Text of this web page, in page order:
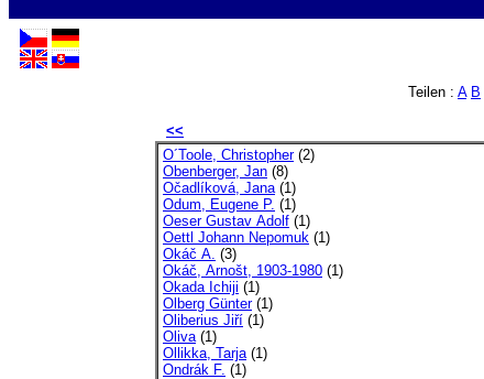
Teilen : A B
<<
O´Toole, Christopher(2)
Obenberger, Jan (8)
Očadlíková, Jana(1)
Odum, Eugene P. (1)
Oeser Gustav Adolf (1)
Oettl Johann Nepomuk (1)
Okáč A. (3)
Okáč, Arnošt, 1903-1980 (1)
Okada Ichiji (1)
Olberg Günter(1)
Oliberius Jiří (1)
Oliva(1)
Ollikka, Tarja(1)
Ondrák F. (1)